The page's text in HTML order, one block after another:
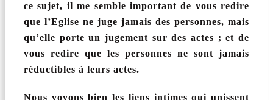
ce sujet, il me semble important de vous redire
que l’Eglise ne juge jamais des personnes, mais
qu’elle porte un jugement sur des actes ; et de
vous redire que les personnes ne sont jamais
réductibles à leurs actes.
Nous voyons bien les liens intimes qui unissent